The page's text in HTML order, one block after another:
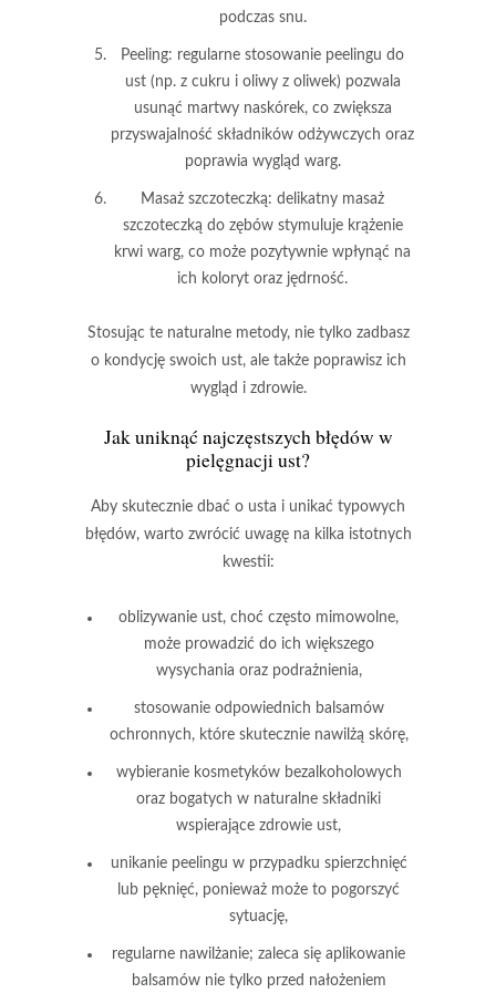
podczas snu.
Peeling: regularne stosowanie peelingu do
ust (np. z cukru i oliwy z oliwek) pozwala
usunąć martwy naskórek, co zwiększa
przyswajalność składników odżywczych oraz
poprawia wygląd warg.
Masaż szczoteczką: delikatny masaż
szczoteczką do zębów stymuluje krążenie
krwi warg, co może pozytywnie wpłynąć na
ich koloryt oraz jędrność.
Stosując te naturalne metody, nie tylko zadbasz
o kondycję swoich ust, ale także poprawisz ich
wygląd i zdrowie.
Jak uniknąć najczęstszych błędów w
pielęgnacji ust?
Aby skutecznie dbać o usta i unikać typowych
błędów, warto zwrócić uwagę na kilka istotnych
kwestii:
oblizywanie ust, choć często mimowolne,
może prowadzić do ich większego
wysychania oraz podrażnienia,
stosowanie odpowiednich balsamów
ochronnych, które skutecznie nawilżą skórę,
wybieranie kosmetyków bezalkoholowych
oraz bogatych w naturalne składniki
wspierające zdrowie ust,
unikanie peelingu w przypadku spierzchnięć
lub pęknięć, ponieważ może to pogorszyć
sytuację,
regularne nawilżanie; zaleca się aplikowanie
balsamów nie tylko przed nałożeniem